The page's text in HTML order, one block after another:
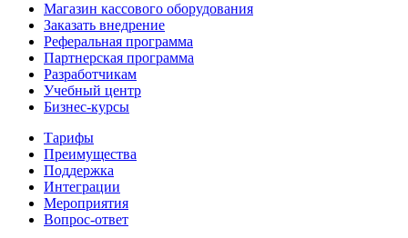
Магазин кассового оборудования
Заказать внедрение
Реферальная программа
Партнерская программа
Разработчикам
Учебный центр
Бизнес‑курсы
Тарифы
Преимущества
Поддержка
Интеграции
Мероприятия
Вопрос-ответ